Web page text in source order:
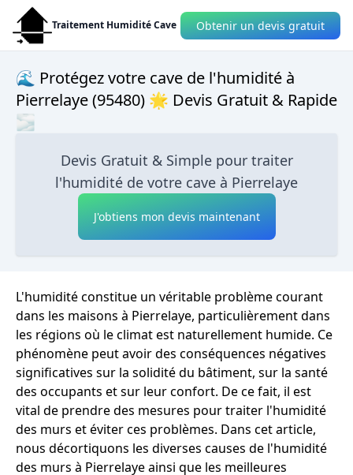
Traitement Humidité Cave Obtenir un devis gratuit
🌊 Protégez votre cave de l'humidité à
Pierrelaye (95480) 🌟 Devis Gratuit & Rapide
🌫
Devis Gratuit & Simple pour traiter
l'humidité de votre cave à Pierrelaye
J'obtiens mon devis maintenant
L'humidité constitue un véritable problème courant
dans les maisons à Pierrelaye, particulièrement dans
les régions où le climat est naturellement humide. Ce
phénomène peut avoir des conséquences négatives
significatives sur la solidité du bâtiment, sur la santé
des occupants et sur leur confort. De ce fait, il est
vital de prendre des mesures pour traiter l'humidité
des murs et éviter ces problèmes. Dans cet article,
nous décortiquons les diverses causes de l'humidité
des murs à Pierrelaye ainsi que les meilleures